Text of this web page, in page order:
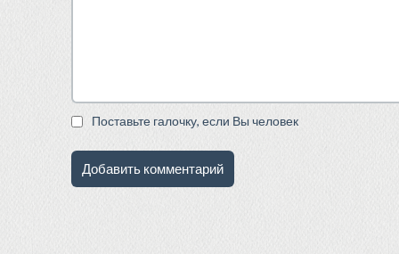
Поставьте галочку, если Вы человек